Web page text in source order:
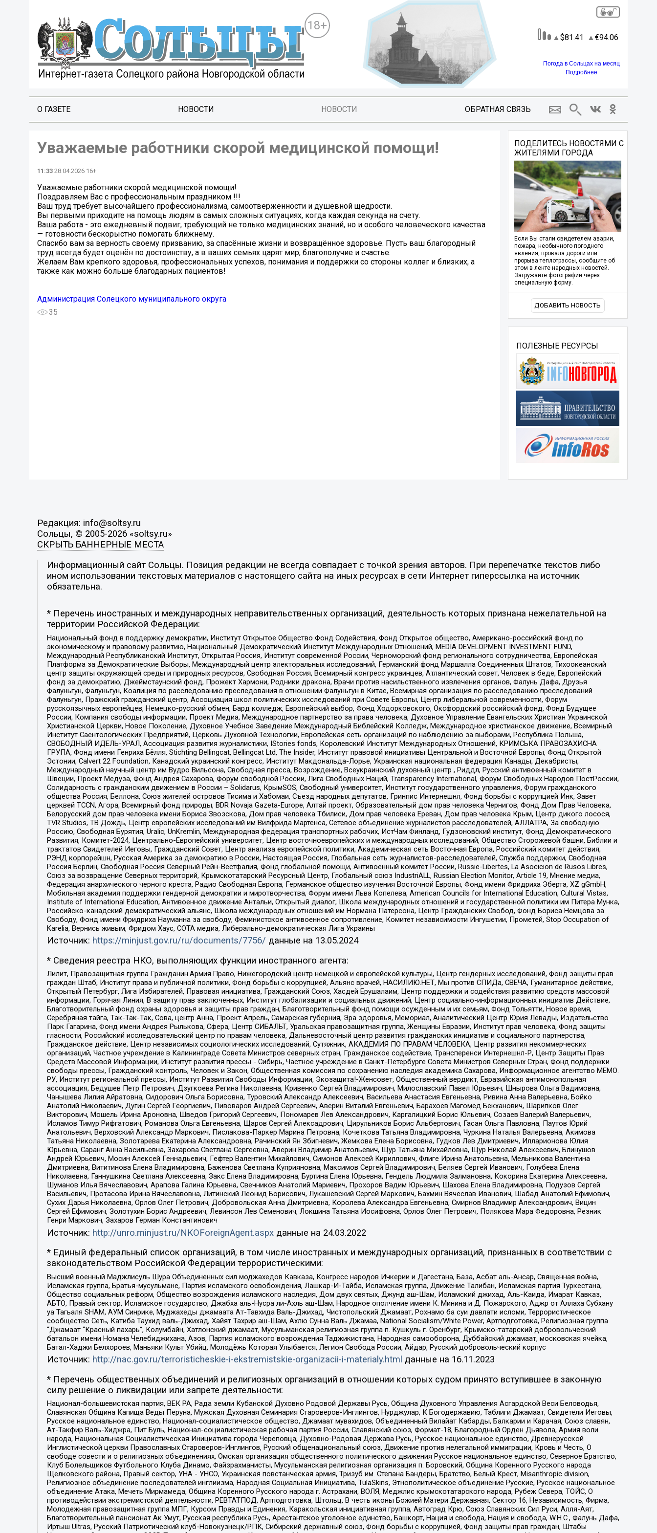
18+
81.41 94.06
Погода в Сольцах на месяц
Подробнее
О ГАЗЕТЕ НОВОСТИ НОВОСТИ ОБРАТНАЯ СВЯЗЬ
Уважаемые работники скорой медицинской помощи!
11:33 28.04.2026 16+
Уважаемые работники скорой медицинской помощи!
Поздравляем Вас с профессиональным праздником !!!
Ваш труд требует высочайшего профессионализма, самоотверженности и душевной щедрости.
Вы первыми приходите на помощь людям в самых сложных ситуациях, когда каждая секунда на счету.
Ваша работа - это ежедневный подвиг, требующий не только медицинских знаний, но и особого человеческого качества
— готовности бескорыстно помогать ближнему.
Спасибо вам за верность своему призванию, за спасённые жизни и возвращённое здоровье. Пусть ваш благородный
труд всегда будет оценён по достоинству, а в ваших семьях царят мир, благополучие и счастье.
Желаем Вам крепкого здоровья, профессиональных успехов, понимания и поддержки со стороны коллег и близких, а
также как можно больше благодарных пациентов!
Администрация Солецкого муниципального округа
35
ПОДЕЛИТЕСЬ НОВОСТЯМИ С
ЖИТЕЛЯМИ ГОРОДА
Если Вы стали свидетелем аварии,
пожара, необычного погодного
явления, провала дороги или
прорыва теплотрассы, сообщите об
этом в ленте народных новостей.
Загружайте фотографии через
специальную форму.
ДОБАВИТЬ НОВОСТЬ
ПОЛЕЗНЫЕ РЕСУРСЫ
Редакция: info@soltsy.ru
Сольцы, © 2005-2026 «soltsy.ru»
СКРЫТЬ БАННЕРНЫЕ МЕСТА
Информационный сайт Сольцы. Позиция редакции не всегда совпадает с точкой зрения авторов. При перепечатке текстов либо
ином использовании текстовых материалов с настоящего сайта на иных ресурсах в сети Интернет гиперссылка на источник
обязательна.
* Перечень иностранных и международных неправительственных организаций, деятельность которых признана нежелательной на
территории Российской Федерации:
Национальный фонд в поддержку демократии, Институт Открытое Общество Фонд Содействия, Фонд Открытое общество, Американо-российский фонд по
экономическому и правовому развитию, Национальный Демократический Институт Международных Отношений, MEDIA DEVELOPMENT INVESTMENT FUND,
Международный Республиканский Институт, Открытая Россия, Институт современной России, Черноморский фонд регионального сотрудничества, Европейская
Платформа за Демократические Выборы, Международный центр электоральных исследований, Германский фонд Маршалла Соединенных Штатов, Тихоокеанский
центр защиты окружающей среды и природных ресурсов, Свободная Россия, Всемирный конгресс украинцев, Атлантический совет, Человек в беде, Европейский
фонд за демократию, Джеймстаунский фонд, Прожект Хармони, Родники дракона, Врачи против насильственного извлечения органов, Фалунь Дафа, Друзья
Фалуньгун, Фалуньгун, Коалиция по расследованию преследования в отношении Фалуньгун в Китае, Всемирная организация по расследованию преследований
Фалуньгун, Пражский гражданский центр, Ассоциация школ политических исследований при Совете Европы, Центр либеральной современности, Форум
русскоязычных европейцев, Немецко-русский обмен, Бард колледж, Европейский выбор, Фонд Ходорковского, Оксфордский российский фонд, Фонд Будущее
России, Компания свободы информации, Проект Медиа, Международное партнерство за права человека, Духовное Управление Евангельских Христиан Украинской
Христианской Церкви, Новое Поколение, Духовное Учебное Заведение Международный Библейский Колледж, Международное христианское движение, Всемирный
Институт Саентологических Предприятий, Церковь Духовной Технологии, Европейская сеть организаций по наблюдению за выборами, Республика Польша,
СВОБОДНЫЙ ИДЕЛЬ-УРАЛ, Ассоциация развития журналистики, IStories fonds, Королевский Институт Международных Отношений, КРИМСЬКА ПРАВОЗАХИСНА
ГРУПА, Фонд имени Генриха Бёлля, Stichting Bellingcat, Bellingcat Ltd, The Insider, Институт правовой инициативы Центральной и Восточной Европы, Фонд Открытой
Эстонии, Calvert 22 Foundation, Канадский украинский конгресс, Институт Макдональда-Лорье, Украинская национальная федерация Канады, Декабристы,
Международный научный центр им Вудро Вильсона, Свободная пресса, Возрождение, Всеукраинский духовный центр , Риддл, Русский антивоенный комитет в
Швеции, Проект Медуза, Фонд Андрея Сахарова, Форум свободной России, Лига Свободных Наций, Transparеncy International, Форум Свободных Народов ПостРоссии,
Солидарность с гражданским движением в России – Solidarus, КрымSOS, Свободный университет, Институт государственного управления, Форум гражданского
общества Россия, Беллона, Союз жителей островов Тисима и Хабомаи, Съезд народных депутатов, Гринпис Интернешнл, Фонд борьбы с коррупцией Инк, Завет
церквей TCCN, Агора, Всемирный фонд природы, BDR Novaja Gazeta-Europe, Алтай проект, Образовательный дом прав человека Чернигов, Фонд Дом Прав Человека,
Белорусский дом прав человека имени Бориса Звозскова, Дом прав человека Тбилиси, Дом прав человека Ереван, Дом прав человека Крым, Центр дикого лосося,
TVR Studios, ТВ Дождь, Центр европейских исследований им Вилфрида Мартенса, Сетевое объединение журналистов расследователей, АЛЛАТРА, За свободную
Россию, Свободная Бурятия, Uralic, UnKremlin, Международная федерация транспортных рабочих, ИстЧам Финланд, Гудзоновский институт, Фонд Демократического
Развития, Комитет-2024, Центрально-Европейский университет, Центр восточноевропейских и международных исследований, Общество Сторожевой башни, Библии и
трактатов Свидетелей Иеговы, Гражданский Совет, Центр анализа европейской политики, Академическая сеть Восточная Европа, Российский комитет действия,
РЭНД корпорейшн, Русская Америка за демократию в России, Настоящая Россия, Глобальная сеть журналистов-расследователей, Служба поддержки, Свободная
Россия Берлин, Свободная Россия Северный Рейн-Вестфалия, Фонд глобальной помощи, Антивоенный комитет России, Russie-Libertes, La Asocicion de Rusos Libres,
Союз за возвращение Северных территорий, Крымскотатарский Ресурсный Центр, Глобальный союз IndustriALL, Russian Election Monitor, Article 19, Мнение медиа,
Федерация анархического черного креста, Радио Свободная Европа, Германское общество изучения Восточной Европы, Фонд имени Фридриха Эберта, XZ gGmbH,
Мобильная академия поддержки гендерной демократии и миротворчества, Форум имени Льва Копелева, American Councils for International Education, Cultural Vistas,
Institute of International Education, Антивоенное движение Антальи, Открытый диалог, Школа международных отношений и государственной политики им Питера Мунка,
Российско-канадский демократический альянс, Школа международных отношений им Нормана Патерсона, Центр Гражданских Свобод, Фонд Бориса Немцова за
Свободу, Фонд имени Фридриха Науманна за свободу, Феминистское антивоенное сопротивление, Комитет независимости Ингушетии, Прометей, Stop Occupation of
Karelia, Вернись живым, Фридом Хаус, СОТА медиа, Либерально-демократическая Лига Украины
Источник: https://minjust.gov.ru/ru/documents/7756/ данные на 13.05.2024
* Сведения реестра НКО, выполняющих функции иностранного агента:
Лилит, Правозащитная группа Гражданин.Армия.Право, Нижегородский центр немецкой и европейской культуры, Центр гендерных исследований, Фонд защиты прав
граждан Штаб, Институт права и публичной политики, Фонд борьбы с коррупцией, Альянс врачей, НАСИЛИЮ.НЕТ, Мы против СПИДа, СВЕЧА, Гуманитарное действие,
Открытый Петербург, Лига Избирателей, Правовая инициатива, Гражданский Союз, Хасдей Ерушалаим, Центр поддержки и содействия развитию средств массовой
информации, Горячая Линия, В защиту прав заключенных, Институт глобализации и социальных движений, Центр социально-информационных инициатив Действие,
Благотворительный фонд охраны здоровья и защиты прав граждан, Благотворительный фонд помощи осужденным и их семьям, Фонд Тольятти, Новое время,
Серебряная тайга, Так-Так-Так, Сова, центр Анна, Проект Апрель, Самарская губерния, Эра здоровья, Мемориал, Аналитический Центр Юрия Левады, Издательство
Парк Гагарина, Фонд имени Андрея Рылькова, Сфера, Центр СИБАЛЬТ, Уральская правозащитная группа, Женщины Евразии, Институт прав человека, Фонд защиты
гласности, Российский исследовательский центр по правам человека, Дальневосточный центр развития гражданских инициатив и социального партнерства,
Гражданское действие, Центр независимых социологических исследований, Сутяжник, АКАДЕМИЯ ПО ПРАВАМ ЧЕЛОВЕКА, Центр развития некоммерческих
организаций, Частное учреждение в Калининграде Совета Министров северных стран, Гражданское содействие, Трансперенси Интернешнл-Р, Центр Защиты Прав
Средств Массовой Информации, Институт развития прессы - Сибирь, Частное учреждение в Санкт-Петербурге Совета Министров Северных Стран, Фонд поддержки
свободы прессы, Гражданский контроль, Человек и Закон, Общественная комиссия по сохранению наследия академика Сахарова, Информационное агентство МЕМО.
РУ, Институт региональной прессы, Институт Развития Свободы Информации, Экозащита!-Женсовет, Общественный вердикт, Евразийская антимонопольная
ассоциация, Бедушев Петр Петрович, Дзугкоева Регина Николаевна, Кривенко Сергей Владимирович, Милославский Павел Юрьевич, Шнырова Ольга Вадимовна,
Чанышева Лилия Айратовна, Сидорович Ольга Борисовна, Туровский Александр Алексеевич, Васильева Анастасия Евгеньевна, Ривина Анна Валерьевна, Бойко
Анатолий Николаевич, Дугин Сергей Георгиевич, Пивоваров Андрей Сергеевич, Аверин Виталий Евгеньевич, Барахоев Магомед Бекханович, Шарипков Олег
Викторович, Мошель Ирина Ароновна, Шведов Григорий Сергеевич, Пономарев Лев Александрович, Каргалицкий Борис Юльевич, Созаев Валерий Валерьевич,
Исламов Тимур Рифгатович, Романова Ольга Евгеньевна, Щаров Сергей Алексадрович, Цирульников Борис Альбертович, Гасан Ольга Павловна, Паутов Юрий
Анатольевич, Верховский Александр Маркович, Пислакова-Паркер Марина Петровна, Кочеткова Татьяна Владимировна, Чуркина Наталья Валерьевна, Акимова
Татьяна Николаевна, Золотарева Екатерина Александровна, Рачинский Ян Збигневич, Жемкова Елена Борисовна, Гудков Лев Дмитриевич, Илларионова Юлия
Юрьевна, Саранг Анна Васильевна, Захарова Светлана Сергеевна, Аверин Владимир Анатольевич, Щур Татьяна Михайловна, Щур Николай Алексеевич, Блинушов
Андрей Юрьевич, Мосин Алексей Геннадьевич, Гефтер Валентин Михайлович, Симонов Алексей Кириллович, Флиге Ирина Анатольевна, Мельникова Валентина
Дмитриевна, Вититинова Елена Владимировна, Баженова Светлана Куприяновна, Максимов Сергей Владимирович, Беляев Сергей Иванович, Голубева Елена
Николаевна, Ганнушкина Светлана Алексеевна, Закс Елена Владимировна, Буртина Елена Юрьевна, Гендель Людмила Залмановна, Кокорина Екатерина Алексеевна,
Шуманов Илья Вячеславович, Арапова Галина Юрьевна, Свечников Анатолий Мариевич, Прохоров Вадим Юрьевич, Шахова Елена Владимировна, Подузов Сергей
Васильевич, Протасова Ирина Вячеславовна, Литинский Леонид Борисович, Лукашевский Сергей Маркович, Бахмин Вячеслав Иванович, Шабад Анатолий Ефимович,
Сухих Дарья Николаевна, Орлов Олег Петрович, Добровольская Анна Дмитриевна, Королева Александра Евгеньевна, Смирнов Владимир Александрович, Вицин
Сергей Ефимович, Золотухин Борис Андреевич, Левинсон Лев Семенович, Локшина Татьяна Иосифовна, Орлов Олег Петрович, Полякова Мара Федоровна, Резник
Генри Маркович, Захаров Герман Константинович
Источник: http://unro.minjust.ru/NKOForeignAgent.aspxданные на 24.03.2022
* Единый федеральный список организаций, в том числе иностранных и международных организаций, признанных в соответствии с
законодательством Российской Федерации террористическими:
Высший военный Маджлисуль Шура Объединенных сил моджахедов Кавказа, Конгресс народов Ичкерии и Дагестана, База, Асбат аль-Ансар, Священная война,
Исламская группа, Братья-мусульмане, Партия исламского освобождения, Лашкар-И-Тайба, Исламская группа, Движение Талибан, Исламская партия Туркестана,
Общество социальных реформ, Общество возрождения исламского наследия, Дом двух святых, Джунд аш-Шам, Исламский джихад, Аль-Каида, Имарат Кавказ,
АБТО, Правый сектор, Исламское государство, Джабха аль-Нусра ли-Ахль аш-Шам, Народное ополчение имени К. Минина и Д. Пожарского, Аджр от Аллаха Субхану
уа Тагьаля SHAM, АУМ Синрике, Муджахеды джамаата Ат-Тавхида Валь-Джихад, Чистопольский Джамаат, Рохнамо ба суи давлати исломи, Террористическое
сообщество Сеть, Катиба Таухид валь-Джихад, Хайят Тахрир аш-Шам, Ахлю Сунна Валь Джамаа, National Socialism/White Power, Артподготовка, Религиозная группа
“Джамаат “Красный пахарь”, Колумбайн, Хатлонский джамаат, Мусульманская религиозная группа п. Кушкуль г. Оренбург, Крымско-татарский добровольческий
батальон имени Номана Челебиджихана, Азов, Партия исламского возрождения Таджикистана, Народная самооборона, Дуббайский джамаат, московская ячейка,
Батал-Хаджи Белхороев, Маньяки Культ Убийц, Молодёжь Которая Улыбается, Легион Свобода России, Айдар, Русский добровольческий корпус
Источник: http://nac.gov.ru/terroristicheskie-i-ekstremistskie-organizacii-i-materialy.html данные на 16.11.2023
* Перечень общественных объединений и религиозных организаций в отношении которых судом принято вступившее в законную
силу решение о ликвидации или запрете деятельности:
Национал-большевистская партия, ВЕК РА, Рада земли Кубанской Духовно Родовой Державы Русь, Община Духовного Управления Асгардской Веси Беловодья,
Славянская Община Капища Веды Перуна, Мужская Духовная Семинария Староверов-Инглингов, Нурджулар, К Богодержавию, Таблиги Джамаат, Свидетели Иеговы,
Русское национальное единство, Национал-социалистическое общество, Джамаат мувахидов, Объединенный Вилайат Кабарды, Балкарии и Карачая, Союз славян,
Ат-Такфир Валь-Хиджра, Пит Буль, Национал-социалистическая рабочая партия России, Славянский союз, Формат-18, Благородный Орден Дьявола, Армия воли
народа, Национальная Социалистическая Инициатива города Череповца, Духовно-Родовая Держава Русь, Русское национальное единство, Древнерусской
Инглистической церкви Православных Староверов-Инглингов, Русский общенациональный союз, Движение против нелегальной иммиграции, Кровь и Честь, О
свободе совести и о религиозных объединениях, Омская организация общественного политического движения Русское национальное единство, Северное Братство,
Клуб Болельщиков Футбольного Клуба Динамо, Файзрахманисты, Мусульманская религиозная организация п. Боровский, Община Коренного Русского народа
Щелковского района, Правый сектор, УНА - УНСО, Украинская повстанческая армия, Тризуб им. Степана Бандеры, Братство, Белый Крест, Misanthropic division,
Религиозное объединение последователей инглиизма, Народная Социальная Инициатива, TulaSkins, Этнополитическое объединение Русские, Русское национальное
объединение Атака, Мечеть Мирмамеда, Община Коренного Русского народа г. Астрахани, ВОЛЯ, Меджлис крымскотатарского народа, Рубеж Севера, ТОЙС, О
противодействии экстремистской деятельности, РЕВТАТПОД, Артподготовка, Штольц, В честь иконы Божией Матери Державная, Сектор 16, Независимость, Фирма,
Молодежная правозащитная группа МПГ, Курсом Правды и Единения, Каракольская инициативная группа, Автоград Крю, Союз Славянских Сил Руси, Алля-Аят,
Благотворительный пансионат Ак Умут, Русская республика Русь, Арестантское уголовное единство, Башкорт, Нация и свобода, Нация и свобода, W.H.С., Фалунь Дафа,
Иртыш Ultras, Русский Патриотический клуб-Новокузнецк/РПК, Сибирский державный союз, Фонд борьбы с коррупцией, Фонд защиты прав граждан, Штабы